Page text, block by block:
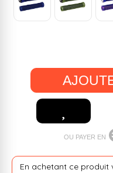
OU PAYER EN
En achetant ce produit